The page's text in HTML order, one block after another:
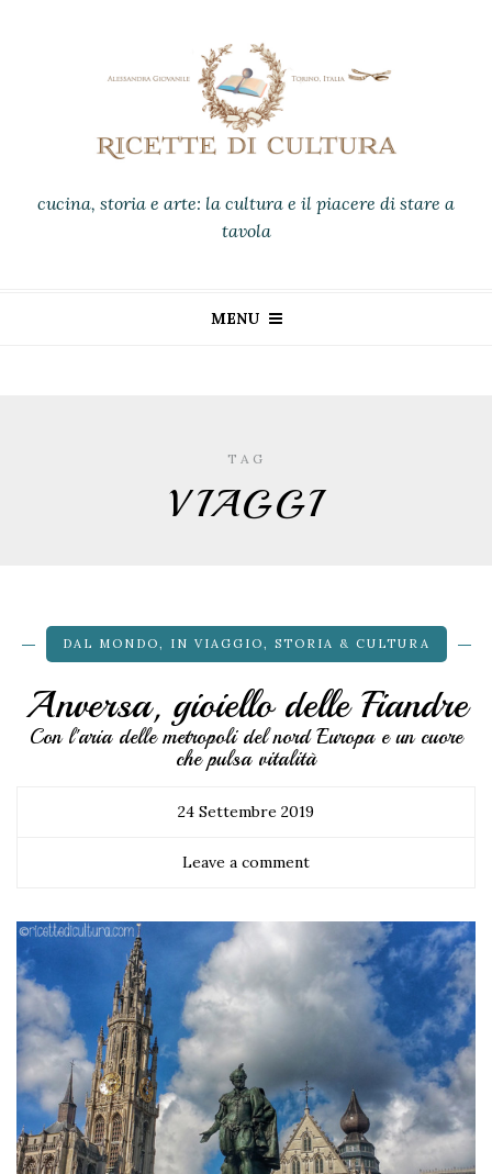
cucina, storia e arte: la cultura e il piacere di stare a
tavola
MENU
TAG
VIAGGI
DAL MONDO , IN VIAGGIO , STORIA & CULTURA
Anversa, gioiello delle Fiandre
Con l'aria delle metropoli del nord Europa e un cuore
che pulsa vitalità
24 Settembre 2019
Leave a comment